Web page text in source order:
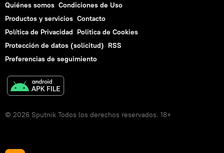
Quiénes somos Condiciones de Uso
Productos y servicios Contacto
Política de Privacidad Politica de Cookies
Protección de datos (solicitud) RSS
Preferencias de seguimiento
© 2026 Sputnik Todos los derechos reservados. 18+